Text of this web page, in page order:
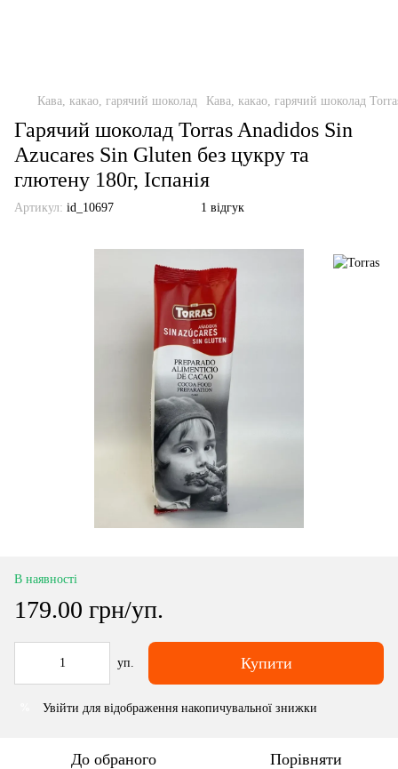
Кава, какао, гарячий шоколад Кава, какао, гарячий шоколад
Гарячий шоколад Torras Anadidos Sin
Azucares Sin Gluten без цукру та
глютену 180г, Іспанія
Артикул: id_10697 1 відгук
В наявності
179.00 грн/уп.
уп. Купити
Увійти для відображення накопичувальної знижки
До обраного Порівняти